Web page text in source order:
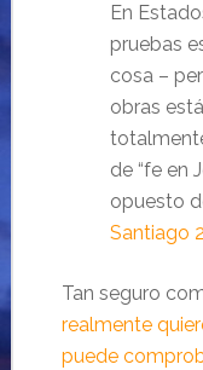
En
pruebas
cosa –
obras
de “fe en
opuesto
Santiago
Tan seguro
realmente
puede